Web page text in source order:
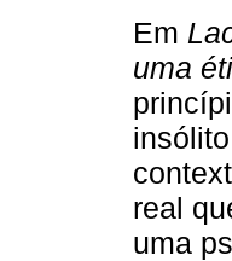
Em
uma
real
uma